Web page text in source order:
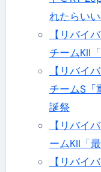
れたらい
【リバイ
チームKII
【リバイ
チームS「
誕祭
【リバイ
ームKII「
【リバイ